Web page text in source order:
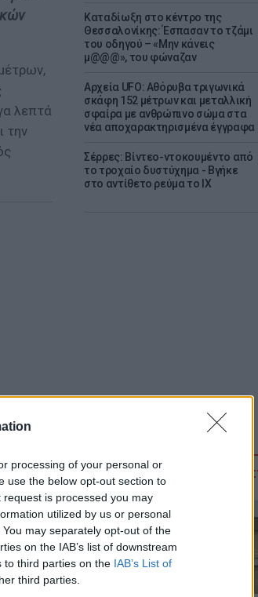
processing of your personal or
use the below opt-out section to
is processed you may
utilized by us or personal
may separately opt-out of the
on the IAB’s list of downstream
to third parties on the IAB’s List of
third parties.
Καταδίωξη στο κέντρο της
Θεσσαλονίκης: Έσπασαν το τζάμι
του οδηγού – «Μην κάνεις
μ@@@», του φώναζαν
Αρχεία UFO: Αθόρυβα τριγωνικά
σκάφη 152 μέτρων και μεταλλική
σφαίρα με ανθρώπινο σώμα στα
νέα αποχαρακτηρισμένα έγγραφα
Σέρρες: Βίντεο-ντοκουμέντο από
το τροχαίο δυστύχημα - Βγήκε
στο αντίθετο ρεύμα το ΙΧ
λεπτά
την